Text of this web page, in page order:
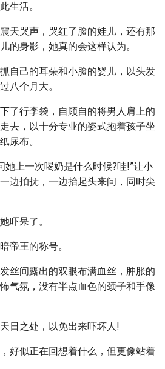
生活。
天哭声，哭红了脸的娃儿，还有那
的身影，她真的会这样认为。
自己的耳朵和小脸的婴儿，以头发
八个月大。
了行李袋，自顾自的将男人肩上的
去，以十分专业的姿式抱着孩子坐
尿布。
她上一次喝奶是什么时候?哇!”让小
边拍抚，一边抬起头来问，同时尖
吓呆了。
帝王的称号。
丝间露出的双眼布满血丝，肿胀的
气氛，没有半点血色的颈子和手像
日之处，以免出来吓坏人!
好似正在回想着什么，但更像站着